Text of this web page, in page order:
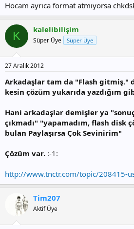
durumu kontrol edin. EXIT diyerek
Flash diski çıkarıp, yeniden takın.
ATT DIS CLEAR READONLY komutuna
sonra, bu komut yerine bu defa CLEAN
komut flashtaki her şeyi siler. Ardından
READONLY komutunu kullanın.
Yazdıkların, verdiğim sayfadaki yazıların
Hocam ayrıca format atmıyorsa
K kalelibilişim
Süper Üye Süper Üye
27 Aralık 2012
Arkadaşlar tam da "Flash gitmiş."
kesin çözüm yukarıda yazdığım
Hani arkadaşlar demişler ya
çıkmadı" "yapamadım, flash disk
bulan Paylaşırsa Çok Sevinirim"
Çözüm var. :-1:
http://www.tnctr.com/topic/208415-
Tim207
Aktif Üye